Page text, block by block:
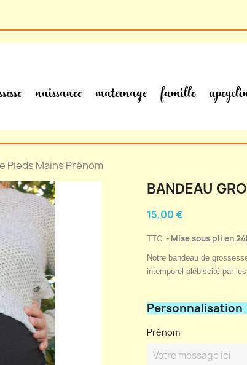
naissance maternage famille
Pieds Mains Prénom
BANDEAU
15,00 €
TTC Mise sous pli en
Notre bandeau de
intemporel plébiscité par
Personnalisation
Prénom